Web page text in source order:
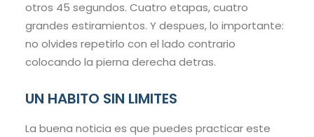
otros 45 segundos. Cuatro etapas, cuatro
grandes estiramientos. Y despues, lo importante:
no olvides repetirlo con el lado contrario
colocando la pierna derecha detras.
UN HABITO SIN LIMITES
La buena noticia es que puedes practicar este